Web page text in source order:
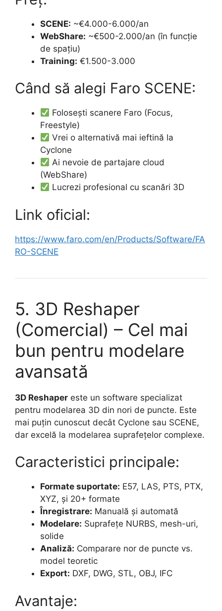
SCENE: ~€4.000-6.000/an
WebShare: ~€500-2.000/an (în funcție
de spațiu)
Training: €1.500-3.000
Când să alegi Faro SCENE:
Folosești scanere Faro (Focus,
Freestyle)
Vrei o alternativă mai ieftină la
Cyclone
Ai nevoie de partajare cloud
(WebShare)
Lucrezi profesional cu scanări 3D
Link oficial:
https://www.faro.com/en/Products/Software/FA
RO-SCENE
5. 3D Reshaper
(Comercial) – Cel mai
bun pentru modelare
avansată
3D Reshaper este un software specializat
pentru modelarea 3D din nori de puncte. Este
mai puțin cunoscut decât Cyclone sau SCENE,
dar excelă la modelarea suprafețelor complexe.
Caracteristici principale:
Formate suportate: E57, LAS, PTS, PTX,
XYZ, și 20+ formate
Înregistrare: Manuală și automată
Modelare: Suprafețe NURBS, mesh-uri,
solide
Analiză: Comparare nor de puncte vs.
model teoretic
Export: DXF, DWG, STL, OBJ, IFC
Avantaje: